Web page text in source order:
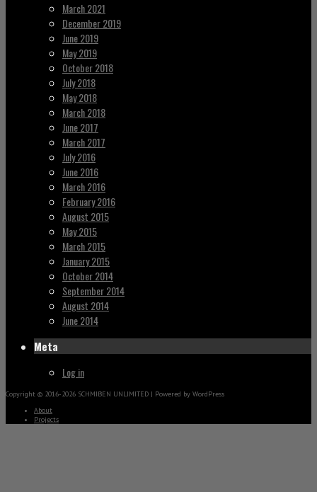
March 2021
December 2019
June 2019
May 2019
October 2018
July 2018
May 2018
March 2018
June 2017
March 2017
July 2016
June 2016
March 2016
February 2016
August 2015
May 2015
March 2015
January 2015
October 2014
September 2014
August 2014
June 2014
Meta
Log in
Copyright © 2016-2026 SCHMIBEN UNLIMITED | Powered by WordPress
About
Projects